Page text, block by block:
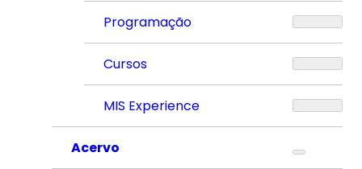
Programação
Cursos
MIS Experience
Acervo